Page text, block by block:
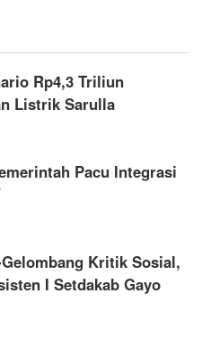
Rp4,3 Triliun
Listrik Sarulla
Pacu Integrasi
Kritik Sosial,
I Setdakab Gayo